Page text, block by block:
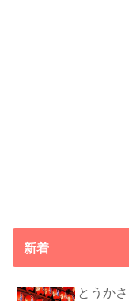
新着
とうか